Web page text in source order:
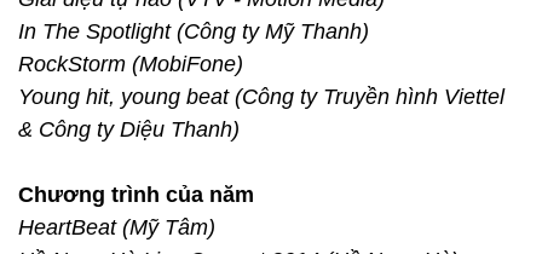
In The Spotlight (Công ty Mỹ Thanh)
RockStorm (MobiFone)
Young hit, young beat (Công ty Truyền hình Viettel
& Công ty Diệu Thanh)
Chương trình của năm
HeartBeat (Mỹ Tâm)